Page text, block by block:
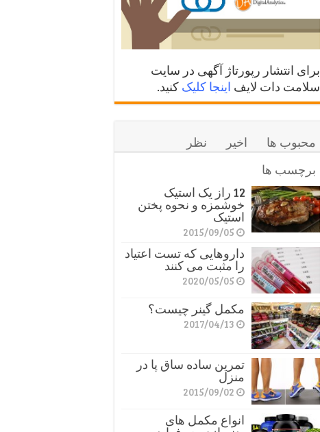
برای انتشار رپورتاژ آگهی در سایت
سلامت دات لایف اینجا کلیک کنید.
محبوب ها اخیر
نظر
برچسب ها
12 راز یک استیک
خوشمزه و نحوه پختن
استیک
2015/09/05
داروهایی که تست اعتیاد
را مثبت می کنند
2020/05/05
مکمل گینر چیست؟
2017/04/13
تمرین ساده ساق پا در
منزل
2015/09/02
انواع مکمل های